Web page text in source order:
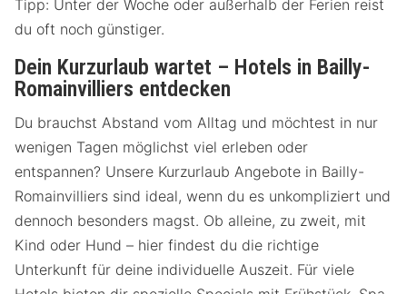
Tipp: Unter der Woche oder außerhalb der Ferien reist
du oft noch günstiger.
Dein Kurzurlaub wartet – Hotels in Bailly-
Romainvilliers entdecken
Du brauchst Abstand vom Alltag und möchtest in nur
wenigen Tagen möglichst viel erleben oder
entspannen? Unsere Kurzurlaub Angebote in Bailly-
Romainvilliers sind ideal, wenn du es unkompliziert und
dennoch besonders magst. Ob alleine, zu zweit, mit
Kind oder Hund – hier findest du die richtige
Unterkunft für deine individuelle Auszeit. Für viele